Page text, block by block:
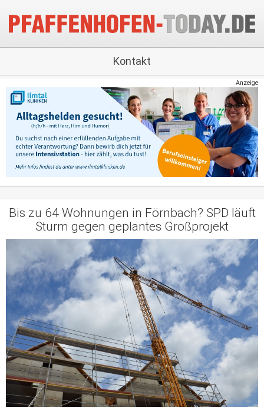
Kontakt
Anzeige
Bis zu 64 Wohnungen in Förnbach? SPD läuft
Sturm gegen geplantes Großprojekt